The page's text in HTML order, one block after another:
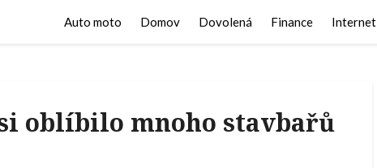
Auto moto Domov Dovolená Finance Internet
oblíbilo mnoho stavbařů